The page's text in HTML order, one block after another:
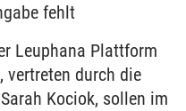
fehlt
Leuphana Plattform
vertreten durch die
Kociok, sollen im